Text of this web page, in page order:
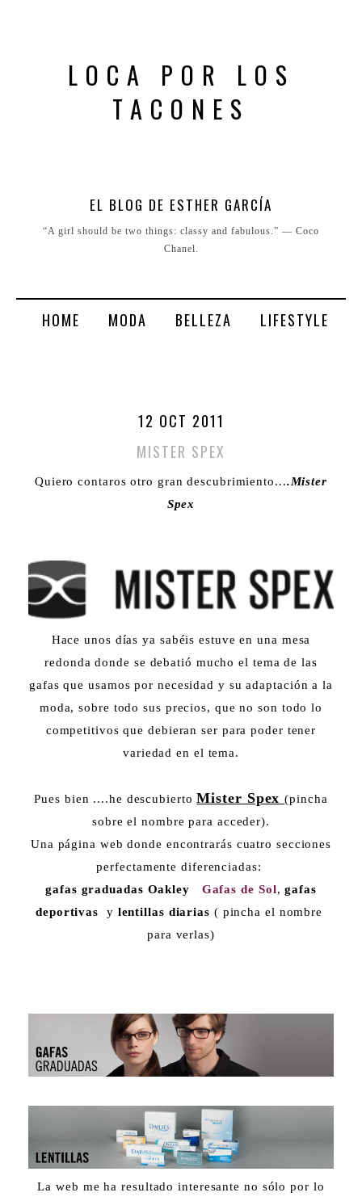
LOCA POR LOS
TACONES
EL BLOG DE ESTHER GARCÍA
“A girl should be two things: classy and fabulous.” ― Coco
Chanel.
HOME MODA BELLEZA LIFESTYLE
12 OCT 2011
MISTER SPEX
Quiero contaros otro gran descubrimiento....Mister
Spex
Hace unos días ya sabéis estuve en una mesa
redonda donde se debatió mucho el tema de las
gafas que usamos por necesidad y su adaptación a la
moda, sobre todo sus precios, que no son todo lo
competitivos que debieran ser para poder tener
variedad en el tema.
Pues bien ....he descubiertoMister Spex(pincha
sobre el nombre para acceder).
Una página web donde encontrarás cuatro secciones
perfectamente diferenciadas:
gafas graduadas Oakley
Gafas de Sol, gafas
deportivas y lentillas diarias ( pincha el nombre
para verlas)
La web me ha resultado interesante no sólo por lo